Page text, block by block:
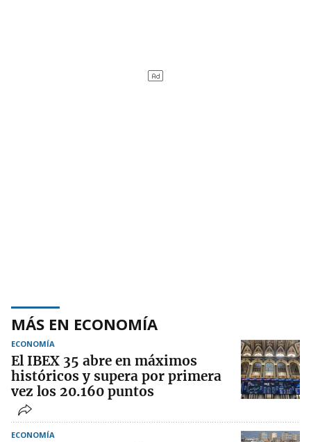
MÁS EN ECONOMÍA
ECONOMÍA
El IBEX 35 abre en máximos
históricos y supera por primera
vez los 20.160 puntos
ECONOMÍA